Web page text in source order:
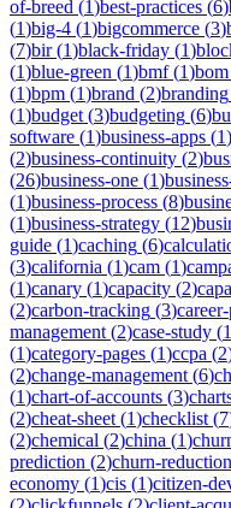
of-breed (1)best-practices (6)
(1)big-4 (1)bigcommerce (3)
(7)bir(1)black-friday (1)
(1)blue-green (1)bmf(1)bom
(1)bpm (1)brand (2)branding
(1)budget (3)budgeting (6)
software (1)business-apps (1)
(2)business-continuity (2)
(26)business-one (1)
(1)business-process (8)
(1)business-strategy (12)
guide (1)caching (6)
(3)california (1)cam (1)
(1)canary (1)capacity (2)
(2)carbon-tracking (3)
management (2)case-study (
(1)category-pages (1)ccpa (2
(2)change-management (6)
(1)chart-of-accounts (3)
(2)cheat-sheet (1)checklist (7
(2)chemical (2)china (1)
prediction (2)churn-reduction
economy (1)cis (1)citizen-